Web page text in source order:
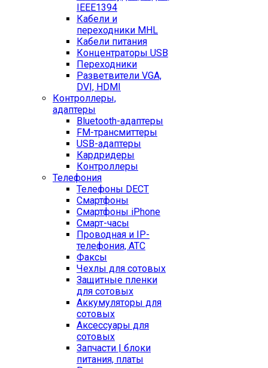
IEEE1394
Кабели и
переходники MHL
Кабели питания
Концентраторы USB
Переходники
Разветвители VGA,
DVI, HDMI
Контроллеры,
адаптеры
Bluetooth-адаптеры
FM-трансмиттеры
USB-адаптеры
Кардридеры
Контроллеры
Телефония
Телефоны DECT
Смартфоны
Смартфоны iPhone
Смарт-часы
Проводная и IP-
телефония, АТС
Факсы
Чехлы для сотовых
Защитные пленки
для сотовых
Аккумуляторы для
сотовых
Аксессуары для
сотовых
Запчасти | блоки
питания, платы